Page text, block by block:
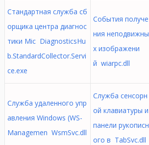
Стандартная служба сб
орщика центра диагнос
тики Mic DiagnosticsHu
b.StandardCollector.Servi
ce.exe
События получе
ния неподвижны
х изображени
й wiarpc.dll
Служба удаленного упр
авления Windows (WS-
Managemen WsmSvc.dll
Служба сенсорн
ой клавиатуры и
панели рукописн
ого в TabSvc.dll